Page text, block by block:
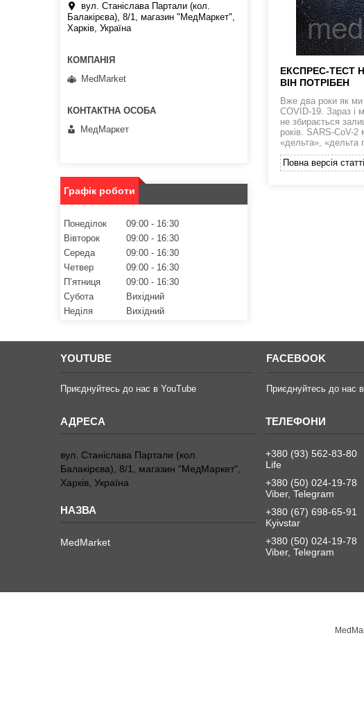
ЕКСПРЕС-ТЕСТ
ВІН ПОТРІБЕН
Вже два роки як
COVID-19. Зараз і
не збирається
років. SARS-CoV-2
«дельта», «дельта
Повна версія статті
вул. Станіслава Партали (кол.
Балакірєва), 8/1, магазин "МедМаркет",
Харків, Україна
MedMarket
МедМаркет
Графік роботи
Понеділок 09:00
16:30
Вівторок
09:00
16:30
Середа
09:00
16:30
Четвер
09:00
16:30
Пʼятниця
09:00
16:30
Субота
Вихідний
Неділя
Вихідний
YOUTUBE
Приєднуйтесь до нас в YouTube
FACEBOOK
Приєднуйтесь до нас
вул. Станіслава Партали (кол.
Балакірєва), 8/1, магазин "МедМаркет",
Харків, Україна
MedMarket
+380 (93) 562-83-80
Life
+380 (50) 024-19-78
Viber, Telegram
+380 (67) 698-65-91
Kyivstar
+380 (50) 024-19-78
Viber, Telegram